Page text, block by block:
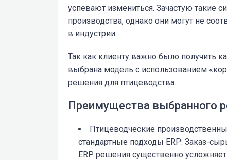
успевают измениться. Зачастую такие
производства, однако они могут не
в индустрии.
Так как клиенту важно было получить
выбрана модель с использованием
решения для птицеводства.
Преимущества выбранного
Птицеводческие
стандартные подходы ERP: Заказ-
ERP решения существенно